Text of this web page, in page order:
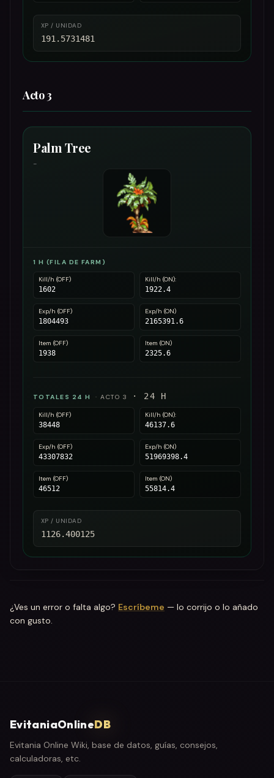
XP / UNIDAD
191.5731481
Acto 3
Palm Tree
-
1 H (FILA DE FARM)
Kill/h (OFF)
1602
Kill/h (ON):
1922.4
Exp/h (OFF)
1804493
Exp/h (ON)
2165391.6
Item (OFF)
1938
Item (ON)
2325.6
TOTALES 24 H ·ACTO 3 · 24 H
Kill/h (OFF)
38448
Kill/h (ON):
46137.6
Exp/h (OFF)
43307832
Exp/h (ON)
51969398.4
Item (OFF)
46512
Item (ON)
55814.4
XP / UNIDAD
1126.400125
¿Ves un error o falta algo? Escríbeme — lo corrijo o lo añado
con gusto.
EvitaniaOnlineDB
Evitania Online Wiki, base de datos, guías, consejos,
calculadoras, etc.